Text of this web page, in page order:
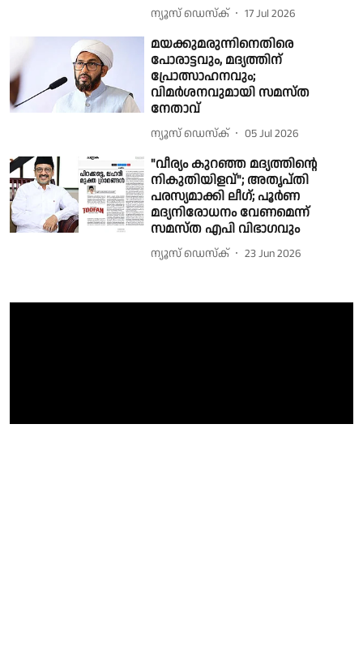
ന്യൂസ് ഡെസ്ക് 17 Jul 2026
മയക്കുമരുന്നിനെതിരെ
പോരാട്ടവും, മദ്യത്തിന്
പ്രോത്സാഹനവും;
വിമര്‍ശനവുമായി സമസ്ത
നേതാവ്
ന്യൂസ് ഡെസ്ക് 05 Jul 2026
"വീര്യം കുറഞ്ഞ മദ്യത്തിന്റെ
നികുതിയിളവ്"; അതൃപ്തി
പരസ്യമാക്കി ലീഗ്; പൂര്‍ണ
മദ്യനിരോധനം വേണമെന്ന്
സമസ്ത എപി വിഭാഗവും
ന്യൂസ് ഡെസ്ക് 23 Jun 2026